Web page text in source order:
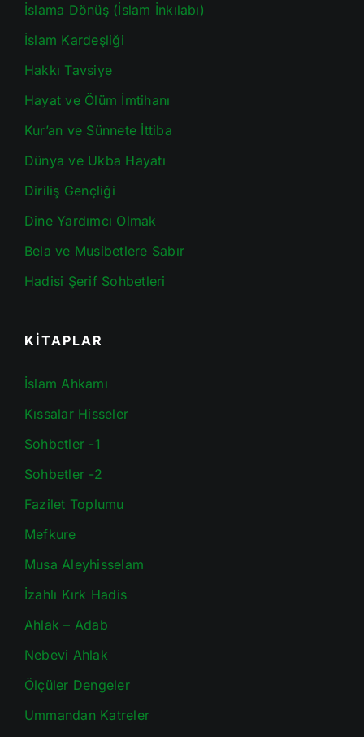
İslama Dönüş (İslam İnkılabı)
İslam Kardeşliği
Hakkı Tavsiye
Hayat ve Ölüm İmtihanı
Kur’an ve Sünnete İttiba
Dünya ve Ukba Hayatı
Diriliş Gençliği
Dine Yardımcı Olmak
Bela ve Musibetlere Sabır
Hadisi Şerif Sohbetleri
KİTAPLAR
İslam Ahkamı
Kıssalar Hisseler
Sohbetler -1
Sohbetler -2
Fazilet Toplumu
Mefkure
Musa Aleyhisselam
İzahlı Kırk Hadis
Ahlak – Adab
Nebevi Ahlak
Ölçüler Dengeler
Ummandan Katreler